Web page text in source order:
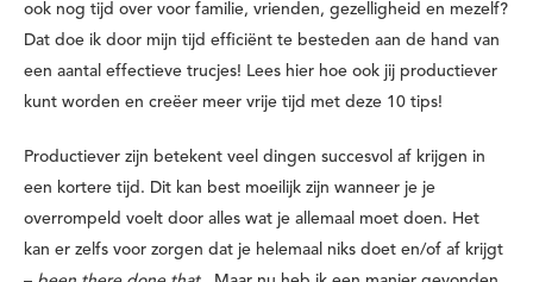
ook nog tijd over voor familie, vrienden, gezelligheid en mezelf?
Dat doe ik door mijn tijd efficiënt te besteden aan de hand van
een aantal effectieve trucjes! Lees hier hoe ook jij productiever
kunt worden en creëer meer vrije tijd met deze 10 tips!
Productiever zijn betekent veel dingen succesvol af krijgen in
een kortere tijd. Dit kan best moeilijk zijn wanneer je je
overrompeld voelt door alles wat je allemaal moet doen. Het
kan er zelfs voor zorgen dat je helemaal niks doet en/of af krijgt